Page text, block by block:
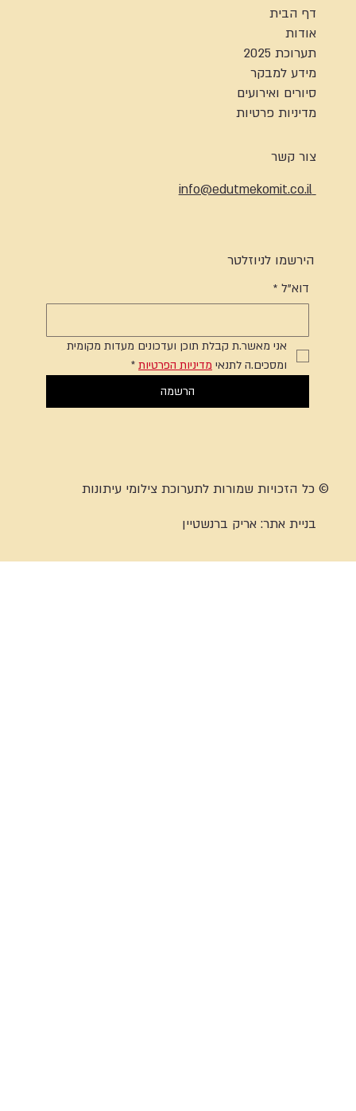
דף הבית
אודות
תערוכת 2025
מידע למבקר
סיורים ואירועים
מדיניות פרטיות
צור קשר
info@edutmekomit.co.il
הירשמו לניוזלטר
דוא"ל *
אני מאשר.ת קבלת תוכן ועדכונים מעדות מקומית
ומסכים.ה לתנאי מדיניות הפרטיות *
הרשמה
© כל הזכויות שמורות לתערוכת צילומי עיתונות
בניית אתר:אריק ברנשטיין